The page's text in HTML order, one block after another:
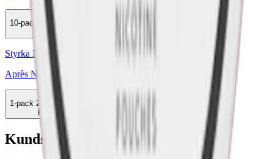
10-pack
298,50 kr
Köp
Styrka Normal · Slim
Après No.8 Raspberry Liqorice
1-pack 28,90 kr
Köp
Kundservice